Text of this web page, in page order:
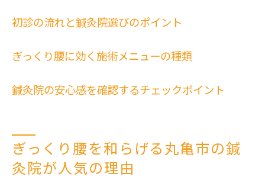
地域医療との連携が生む安心感
ぎっくり腰治療における実績と信頼
鍼灸院でぎっくり腰の再発を防ぐ秘訣とは
鍼灸施術による体質改善のプロセス
健康管理としての鍼灸院の役割
初診の流れと鍼灸院選びのポイント
ぎっくり腰に効く施術メニューの種類
鍼灸院の安心感を確認するチェックポイント
ぎっくり腰を和らげる丸亀市の鍼
灸院が人気の理由